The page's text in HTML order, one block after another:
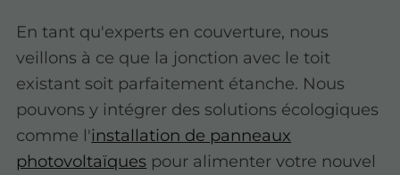
En tant qu'experts en couverture, nous
veillons à ce que la jonction avec le toit
existant soit parfaitement étanche. Nous
pouvons y intégrer des solutions écologiques
comme l'installation de panneaux
photovoltaïques pour alimenter votre nouvel